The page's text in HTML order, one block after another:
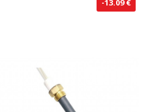
-13.09 €